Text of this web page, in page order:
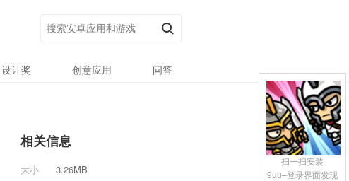
设计奖 创意应用 问答
相关信息
大小
3.26MB
扫一扫安装
9uu–登录界面发现